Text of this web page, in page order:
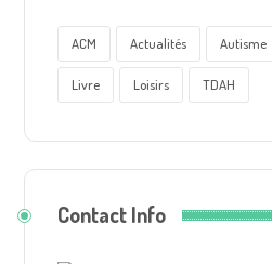
ACM Actualités Autisme
Livre Loisirs TDAH
Contact Info